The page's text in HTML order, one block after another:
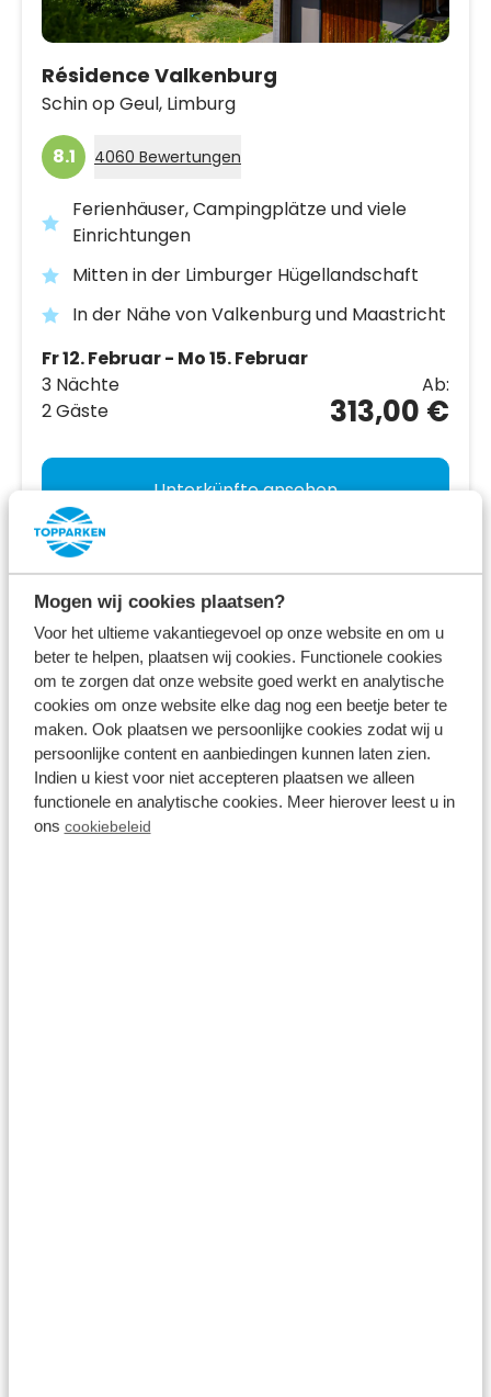
Mogen wij cookies plaatsen?
Voor het ultieme vakantiegevoel op onze website en om u
beter te helpen, plaatsen wij cookies. Functionele cookies
om te zorgen dat onze website goed werkt en analytische
cookies om onze website elke dag nog een beetje beter te
maken. Ook plaatsen we persoonlijke cookies zodat wij u
persoonlijke content en aanbiedingen kunnen laten zien.
Indien u kiest voor niet accepteren plaatsen we alleen
functionele en analytische cookies. Meer hierover leest u in
ons cookiebeleid
Résidence Valkenburg
Schin op Geul, Limburg
8.1 4060 Bewertungen
Ferienhäuser, Campingplätze und viele
Einrichtungen
Mitten in der Limburger Hügellandschaft
In der Nähe von Valkenburg und Maastricht
Fr 12. Februar - Mo 15. Februar
3 Nächte
2 Gäste
Ab:
313,00 €
Unterkünfte ansehen